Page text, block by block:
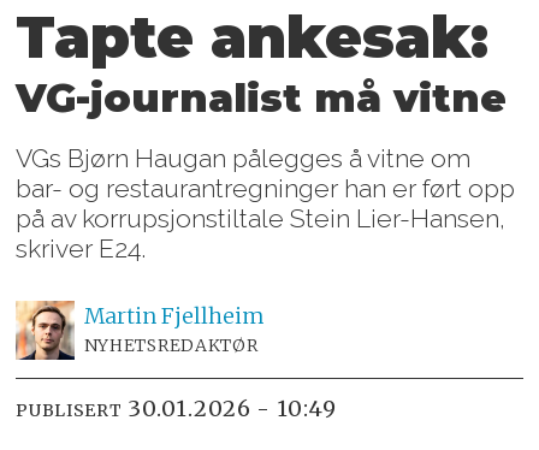
Tapte ankesak:
VG-journalist må vitne
VGs Bjørn Haugan pålegges å vitne om
bar- og restaurantregninger han er ført opp
på av korrupsjonstiltale Stein Lier-Hansen,
skriver E24.
MartinFjellheim
NYHETSREDAKTØR
PUBLISERT 30.01.2026 - 10:49